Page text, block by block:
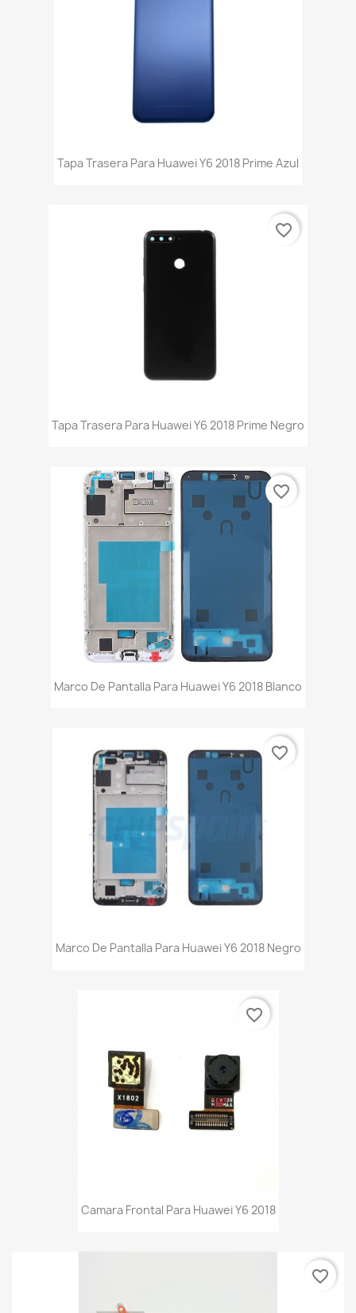
Tapa Trasera Para Huawei Y6 2018 Prime Azul
Tapa Trasera Para Huawei Y6 2018 Prime Negro
favorite_border
Marco De Pantalla Para Huawei Y6 2018 Blanco
favorite_border
Marco De Pantalla Para Huawei Y6 2018 Negro
favorite_border
Camara Frontal Para Huawei Y6 2018
favorite_border
favorite_border